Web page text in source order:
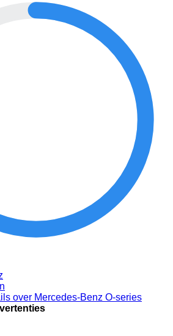
over Mercedes-Benz O-series